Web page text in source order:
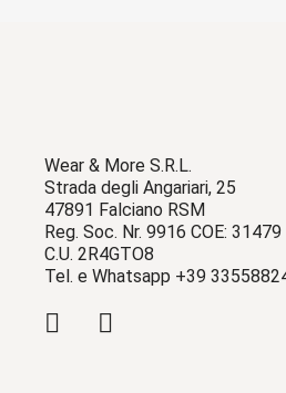
Wear & More S.R.L.
Strada degli Angariari, 25
47891 Falciano RSM
Reg. Soc. Nr. 9916 COE: 31479
C.U. 2R4GTO8
Tel. e Whatsapp +39